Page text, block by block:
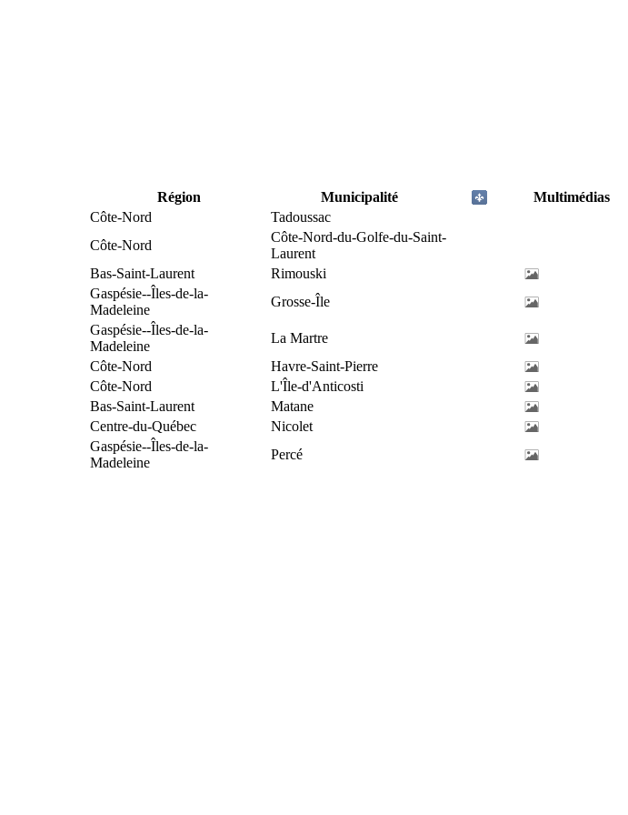
Région Municipalité
Multimédias
Côte-Nord
Tadoussac
Côte-Nord
Côte-Nord-du-Golfe-du-Saint-
Laurent
Bas-Saint-Laurent
Rimouski
Gaspésie--Îles-de-la-
Madeleine
Grosse-Île
Gaspésie--Îles-de-la-
Madeleine
La Martre
Côte-Nord
Havre-Saint-Pierre
Côte-Nord
L'Île-d'Anticosti
Bas-Saint-Laurent
Matane
Centre-du-Québec
Nicolet
Gaspésie--Îles-de-la-
Madeleine
Percé